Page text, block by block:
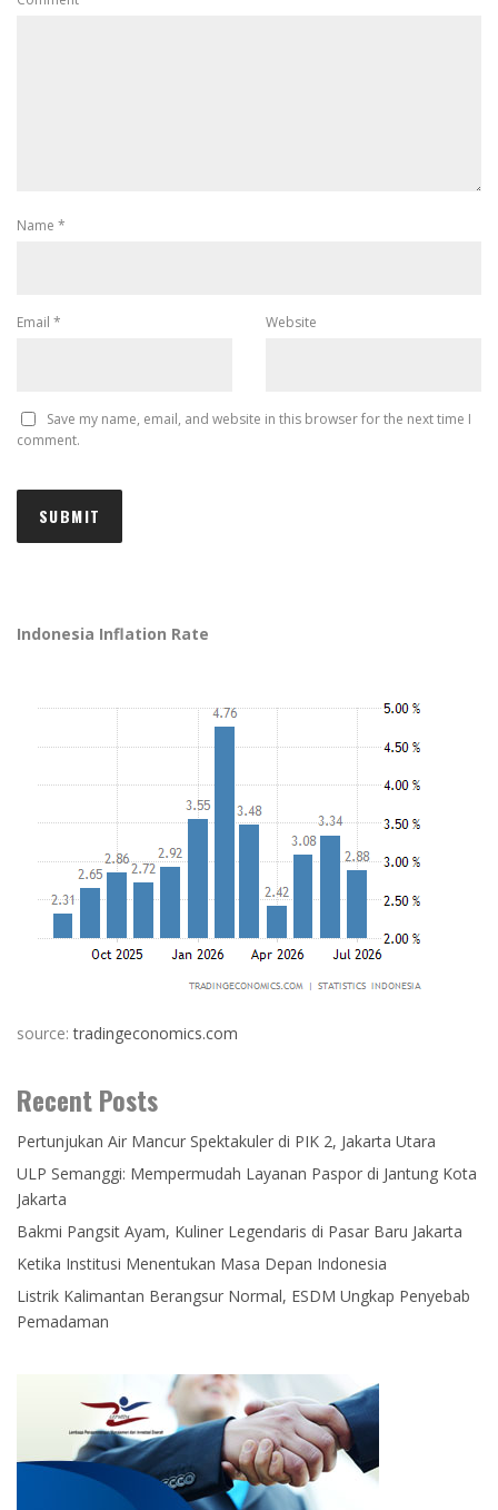
Name *
Email * Website
Save my name, email, and website in this browser for the next time I
comment.
Indonesia Inflation Rate
source:tradingeconomics.com
Recent Posts
Pertunjukan Air Mancur Spektakuler di PIK 2, Jakarta Utara
ULP Semanggi: Mempermudah Layanan Paspor di Jantung Kota
Jakarta
Bakmi Pangsit Ayam, Kuliner Legendaris di Pasar Baru Jakarta
Ketika Institusi Menentukan Masa Depan Indonesia
Listrik Kalimantan Berangsur Normal, ESDM Ungkap Penyebab
Pemadaman